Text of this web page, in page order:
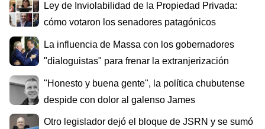
Ley de Inviolabilidad de la Propiedad Privada:
cómo votaron los senadores patagónicos
La influencia de Massa con los gobernadores
"dialoguistas" para frenar la extranjerización
"Honesto y buena gente", la política chubutense
despide con dolor al galenso James
Otro legislador dejó el bloque de JSRN y se sumó